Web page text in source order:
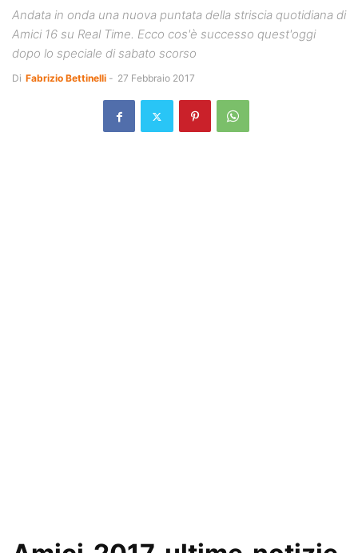
Andata in onda una nuova puntata della striscia quotidiana di
Amici 16 su Real Time. Ecco cos'è successo quest'oggi
dopo lo speciale di sabato scorso
Di Fabrizio Bettinelli - 27 Febbraio 2017